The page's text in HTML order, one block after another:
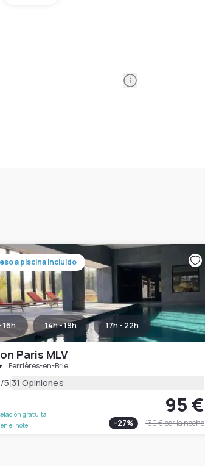
Information
a piscina incluido
16h 14h - 19h 17h - 22h
Paris MLV
Ferrières-en-Brie
/5|31 Opiniones
gratuita
en el hotel
95 €
-27% 130 €por la noche